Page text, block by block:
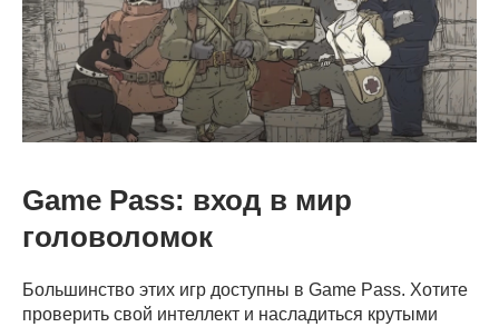
Game Pass: вход в мир
головоломок
Большинство этих игр доступны в Game Pass. Хотите
проверить свой интеллект и насладиться крутыми